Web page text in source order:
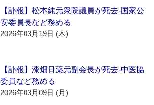
【訃報】松本純元衆院議員が死去‐国家公
安委員長など務める
2026年03月19日 (木)
【訃報】漆畑日薬元副会長が死去‐中医協
委員など務める
2026年03月09日 (月)